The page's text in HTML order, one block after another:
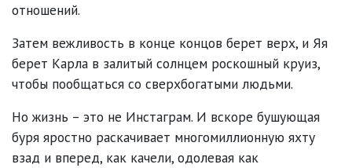
отношений.
Затем вежливость в конце концов берет верх, и Яя
берет Карла в залитый солнцем роскошный круиз,
чтобы пообщаться со сверхбогатыми людьми.
Но жизнь – это не Инстаграм. И вскоре бушующая
буря яростно раскачивает многомиллионную яхту
взад и вперед, как качели, одолевая как